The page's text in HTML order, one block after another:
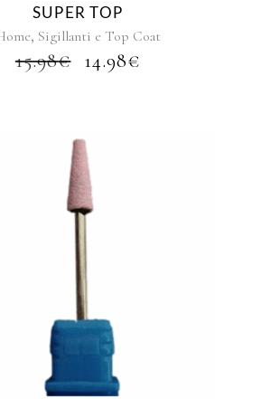
SUPER TOP
, Sigillanti e Top Coat
15.98€ IL
PREZZO
15.98€.
14.98€